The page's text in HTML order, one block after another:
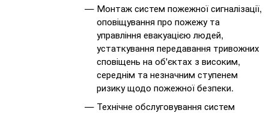
Монтаж систем пожежної сигналізації,
оповіщування про пожежу та
управління евакуацією людей,
устаткування передавання тривожних
сповіщень на об'єктах з високим,
середнім та незначним ступенем
ризику щодо пожежної безпеки.
Технічне обслуговування систем